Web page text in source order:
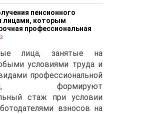
пенсионного
лицами, которым
профессиональная
лица, занятые на
условиями труда и
профессиональной
формируют
стаж при условии
взносов на